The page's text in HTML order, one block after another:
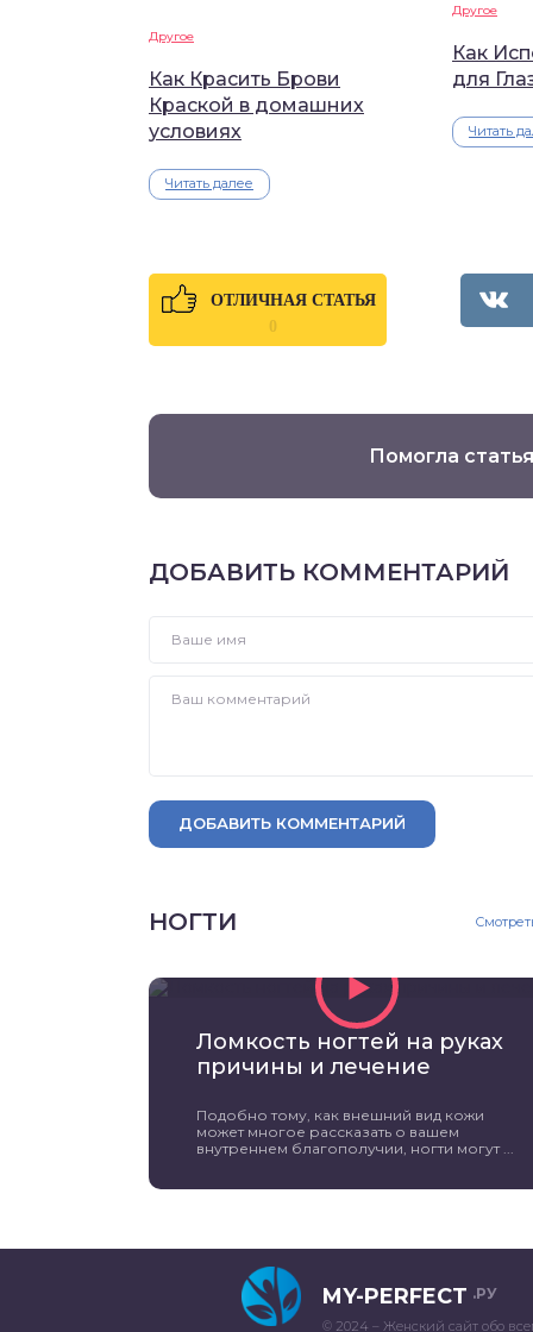
Другое
Как Красить Брови
Краской в домашних
условиях
Читать далее
Другое
Как
для
Читать
ОТЛИЧНАЯ СТАТЬЯ
0
Помогла
ДОБАВИТЬ КОММЕНТАРИЙ
ДОБАВИТЬ КОММЕНТАРИЙ
НОГТИ
Ломкость ногтей на руках
причины и лечение
Подобно тому, как внешний вид кожи
может многое рассказать о вашем
внутреннем благополучии, ногти могут ...
MY-PERFECT .РУ
© 2024 – Женский сайт обо